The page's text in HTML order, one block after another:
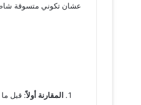
عشان تكوني متسوقة
المقارنة أولاً: قبل